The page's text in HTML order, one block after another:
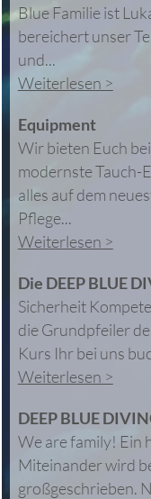
Blue Familie ist
bereichert unser
und...
Weiterlesen >
Equipment
Wir bieten Euch
modernste Tauch-
alles auf dem
Pflege...
Weiterlesen >
Die DEEP BLUE
Sicherheit
die Grundpfeiler
Kurs Ihr bei uns
Weiterlesen >
DEEP BLUE
We are family! Ein
Miteinander wird
großgeschrieben.